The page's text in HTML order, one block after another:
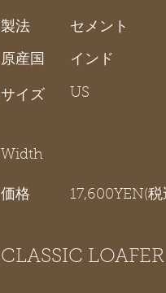
製法
原産国
サイズ
セメント
インド
US
Width
価格 17,600YEN(税
CLASSIC